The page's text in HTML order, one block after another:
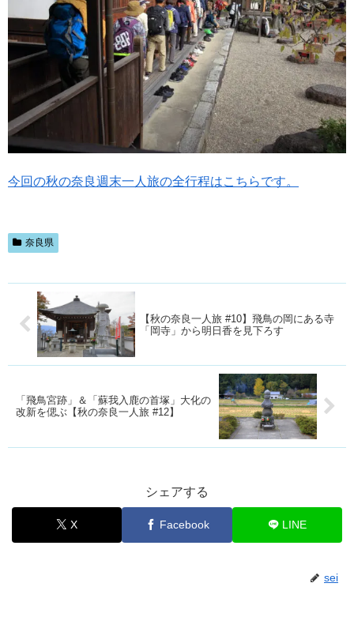
今回の秋の奈良週末一人旅の全行程はこちらです。
奈良県
【秋の奈良一人旅 #10】飛鳥の岡にある寺
「岡寺」から明日香を見下ろす
「飛鳥宮跡」＆「蘇我入鹿の首塚」大化の
改新を偲ぶ【秋の奈良一人旅 #12】
シェアする
X Facebook LINE
sei